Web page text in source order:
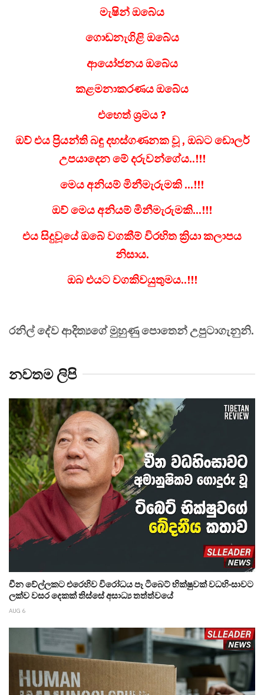
මැෂින් ඔබේය
ගොඩනැගිළි ඔබේය
ආයෝජනය ඔබේය
කළමනාකරණය ඔබේය
එහෙත් ශ්‍රමය ?
ඔව් එය ප්‍රියන්ති බඳු දහස්ගණනක වූ , ඔබට ඩොලර්
උපයාදෙන මේ දරුවන්ගේය..!!!
මෙය අනියම් මිනීමැරුමකි ...!!!
ඔව් මෙය අනියම් මිනීමැරුමකි...!!!
එය සිදුවූයේ ඔබේ වගකීම් විරහිත ක්‍රියා කලාපය
නිසාය.
ඔබ එයට වගකිවයුතුමය..!!!
රනිල් දේව ආදිත්‍යගේ මුහුණු පොතෙන් උපුටාගැනුනි.
නවතම ලිපි
චීන වේල්ලකට එරෙහිව විරෝධය පෑ ටිබෙට් භික්ෂුවක් වධහිංසාවට
ලක්ව වසර දෙකක් තිස්සේ අසාධ්‍ය තත්ත්වයේ
AUG 6